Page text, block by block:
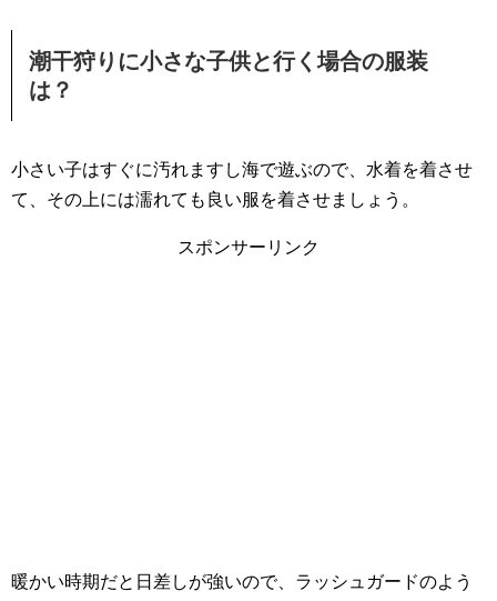
潮干狩りに小さな子供と行く場合の服装
は？
小さい子はすぐに汚れますし海で遊ぶので、水着を着させ
て、その上には濡れても良い服を着させましょう。
スポンサーリンク
暖かい時期だと日差しが強いので、ラッシュガードのよう